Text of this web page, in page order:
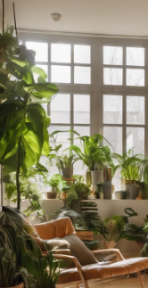
بلوزه
بنطلون
بنطلون جينز
بيزك
جاكيت
شيميز
عبايه
فستان
كاردى